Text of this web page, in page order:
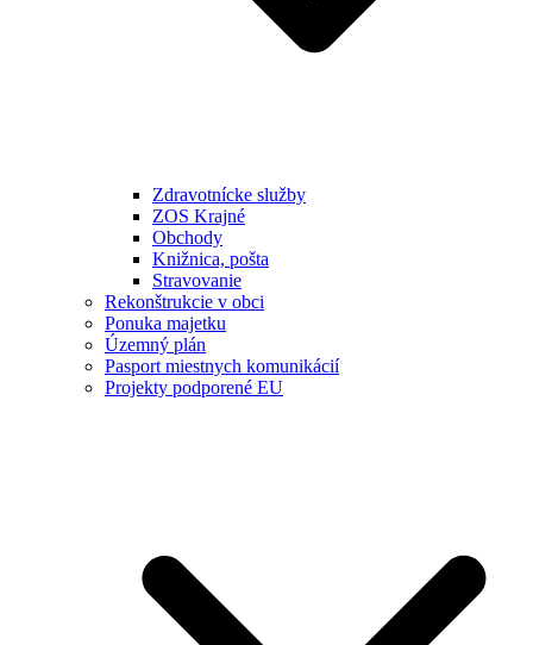
Zdravotnícke služby
ZOS Krajné
Obchody
Knižnica, pošta
Stravovanie
Rekonštrukcie v obci
Ponuka majetku
Územný plán
Pasport miestnych komunikácií
Projekty podporené EU